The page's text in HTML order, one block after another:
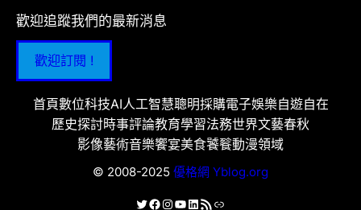
歡迎追蹤我們的最新消息
歡迎訂閱 !
首頁數位科技AI人工智慧聰明採購電子娛樂自遊自在
歷史探討時事評論教育學習法務世界文藝春秋
影像藝術音樂饗宴美食饕餮動漫領域
© 2008-2025 優格網 Yblog.org
X Facebook
Instagram
YouTube
LinkedIn
RSS 資訊提供連結